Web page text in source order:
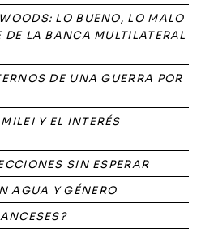
LO BUENO, LO MALO
LA BANCA MULTILATERAL
DE UNA GUERRA POR
Y EL INTERÉS
SIN ESPERAR
AGUA Y GÉNERO